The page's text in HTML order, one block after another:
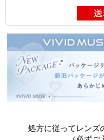
処方に従ってレンズ